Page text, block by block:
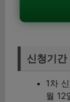
신청기간
1차
월 12